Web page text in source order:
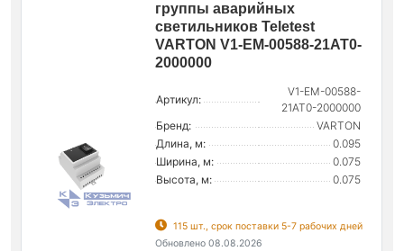
группы аварийных
светильников Teletest
VARTON V1-EM-00588-21AT0-
2000000
Артикул:
V1-EM-00588-
21AT0-2000000
Бренд:
VARTON
Длина, м:
0.095
Ширина, м:
0.075
Высота, м:
0.075
115 шт., срок поставки 5-7 рабочих дней
Обновлено 08.08.2026